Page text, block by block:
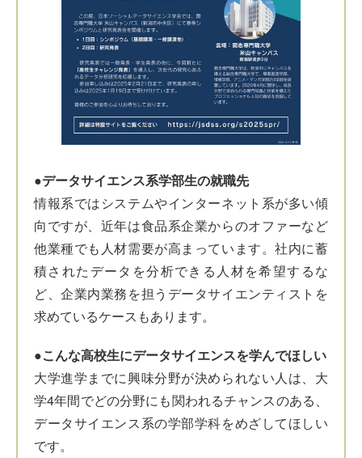
拡大する
●データサイエンス系学部生の就職先
情報系ではシステムやインターネット系が多い傾
向ですが、近年は食品系企業からのオファーなど
他業種でも人材需要が高まっています。社内に蓄
積されたデータを分析できる人材を希望するな
ど、企業内業務を担うデータサイエンティストを
求めているケースもあります。
●こんな高校生にデータサイエンスを学んでほしい
大学進学までに興味分野が決められない人は、大
学4年間でどの分野にも関われるチャンスのある、
データサイエンス系の学部学科をめざしてほしい
です。